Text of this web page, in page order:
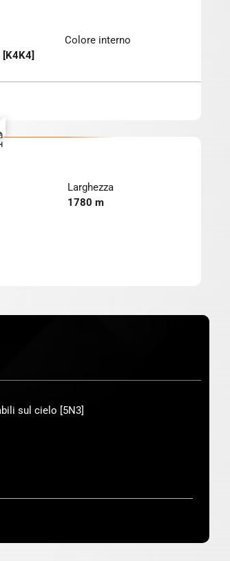
Colore interno
Larghezza
1780 m
sul cielo [5N3]